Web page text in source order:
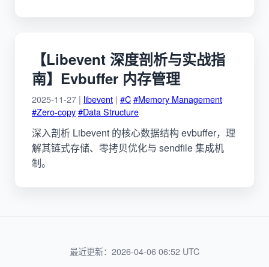
【Libevent 深度剖析与实战指
南】Evbuffer 内存管理
2025-11-27 | libevent | #C#Memory Management
#Zero-copy#Data Structure
深入剖析 Libevent 的核心数据结构 evbuffer，理
解其链式存储、零拷贝优化与 sendfile 集成机
制。
最近更新：2026-04-06 06:52 UTC